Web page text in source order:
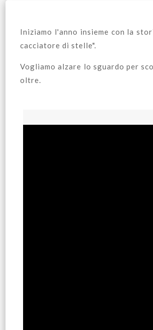
Iniziamo l'anno insieme con la
cacciatore di stelle".
Vogliamo alzare lo sguardo per
oltre.